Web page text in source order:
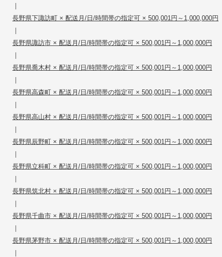
|
長野県下諏訪町 × 配送月/日/時間帯の指定可 × 500,001円～1,000,000円
|
長野県諏訪市 × 配送月/日/時間帯の指定可 × 500,001円～1,000,000円
|
長野県喬木村 × 配送月/日/時間帯の指定可 × 500,001円～1,000,000円
|
長野県高森町 × 配送月/日/時間帯の指定可 × 500,001円～1,000,000円
|
長野県高山村 × 配送月/日/時間帯の指定可 × 500,001円～1,000,000円
|
長野県辰野町 × 配送月/日/時間帯の指定可 × 500,001円～1,000,000円
|
長野県立科町 × 配送月/日/時間帯の指定可 × 500,001円～1,000,000円
|
長野県筑北村 × 配送月/日/時間帯の指定可 × 500,001円～1,000,000円
|
長野県千曲市 × 配送月/日/時間帯の指定可 × 500,001円～1,000,000円
|
長野県茅野市 × 配送月/日/時間帯の指定可 × 500,001円～1,000,000円
|